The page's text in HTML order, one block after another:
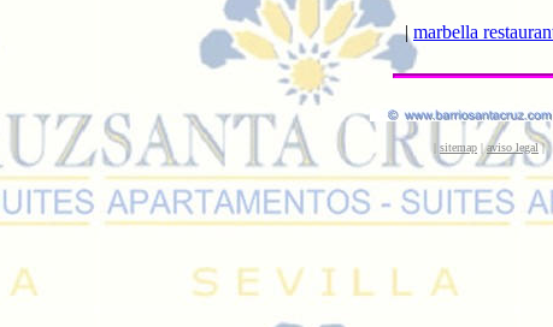
| marbella
sitemap |aviso legal|